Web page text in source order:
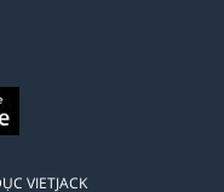
VIETJACK